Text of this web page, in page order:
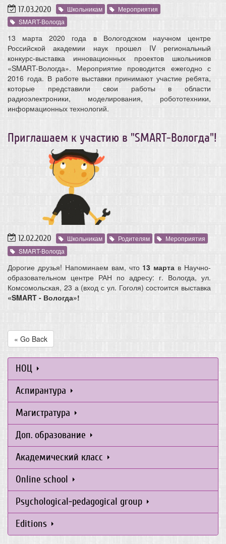
17.03.2020 Школьникам
Мероприятия
SMART-Вологда
13 марта 2020 года в Вологодском научном центре
Российской академии наук прошел IV региональный
конкурс-выставка инновационных проектов школьников
«SMART-Вологда». Мероприятие проводится ежегодно с
2016 года. В работе выставки принимают участие ребята,
которые представили свои работы в области
радиоэлектроники, моделирования, робототехники,
информационных технологий.
Приглашаем к участию в "SMART-Вологда"!
12.02.2020 Школьникам Родителям
Мероприятия
SMART-Вологда
Дорогие друзья! Напоминаем вам, что 13 марта в Научно-
образовательном центре РАН по адресу: г. Вологда, ул.
Комсомольская, 23 а (вход с ул. Гоголя) состоится выставка
«SMART - Вологда»!
« Go Back
НОЦ
Аспирантура
Магистратура
Доп. образование
Академический класс
Online school
Psychological-pedagogical group
Editions